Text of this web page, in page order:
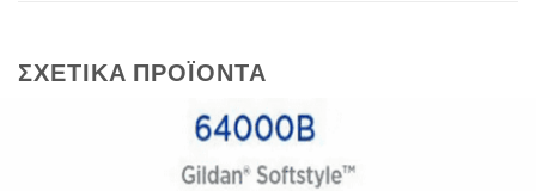
ΣΧΕΤΙΚΆ ΠΡΟΪΌΝΤΑ